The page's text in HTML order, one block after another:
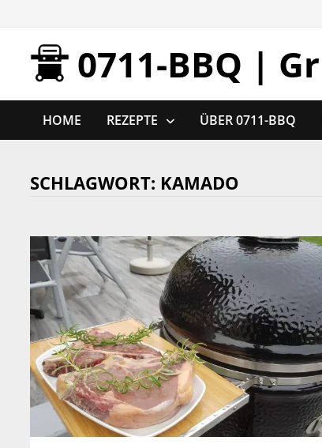
Inhalt
0711-BBQ |
HOME REZEPTE ÜBER 0711-BBQ
SCHLAGWORT: KAMADO